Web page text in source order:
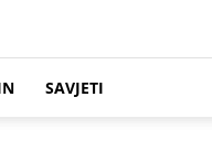
SAVJETI